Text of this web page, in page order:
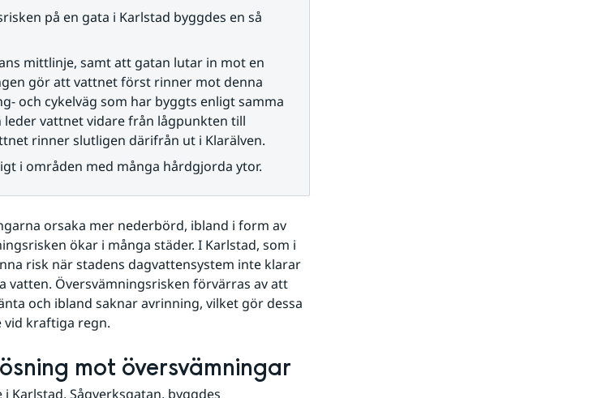
på en gata i Karlstad byggdes en så
mittlinje, samt att gatan lutar in mot en
gör att vattnet först rinner mot denna
och cykelväg som har byggts enligt samma
leder vattnet vidare från lågpunkten till
rinner slutligen därifrån ut i Klarälven.
i områden med många hårdgjorda ytor.
orsaka mer nederbörd, ibland i form av
ökar i många städer. I Karlstad, som i
risk när stadens dagvattensystem inte klarar
vatten. Översvämningsrisken förvärras av att
och ibland saknar avrinning, vilket gör dessa
vid kraftiga regn.
mot översvämningar
Karlstad, Sågverksgatan, byggdes